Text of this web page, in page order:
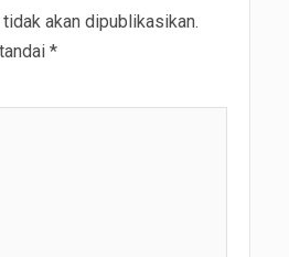
akan dipublikasikan.
*